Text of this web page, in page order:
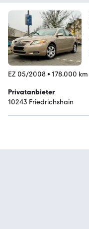
EZ 05/2008• 178.000 km
Privatanbieter
10243 Friedrichshain